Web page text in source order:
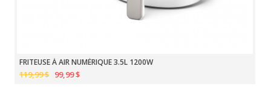
FRITEUSE À AIR NUMÉRIQUE 3.5L 1200W
119,99 $ 99,99 $